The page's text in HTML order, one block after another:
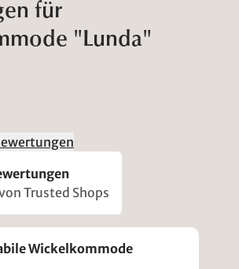
für
"Lunda"
Trusted Shops
Wickelkommode